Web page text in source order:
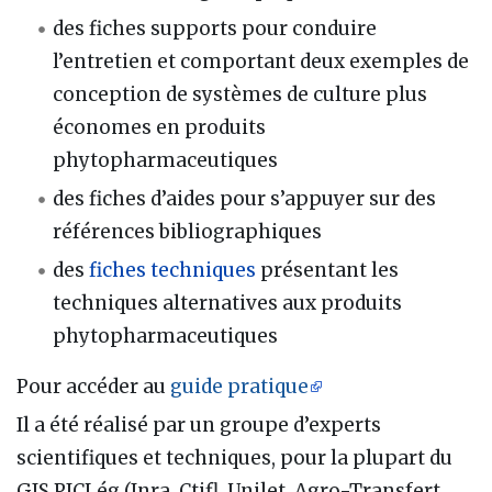
des fiches supports pour conduire
l’entretien et comportant deux exemples de
conception de systèmes de culture plus
économes en produits
phytopharmaceutiques
des fiches d’aides pour s’appuyer sur des
références bibliographiques
desfiches techniques présentant les
techniques alternatives aux produits
phytopharmaceutiques
Pour accéder au guide pratique
Il a été réalisé par un groupe d’experts
scientifiques et techniques, pour la plupart du